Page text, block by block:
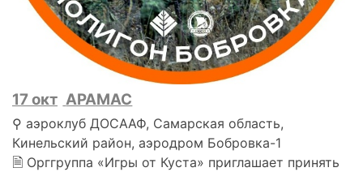
17 окт АРАМАС
⚲ аэроклуб ДОСААФ, Самарская область,
Кинельский район, аэродром Бобровка-1
🗎 Орггруппа «Игры от Куста» приглашает принять